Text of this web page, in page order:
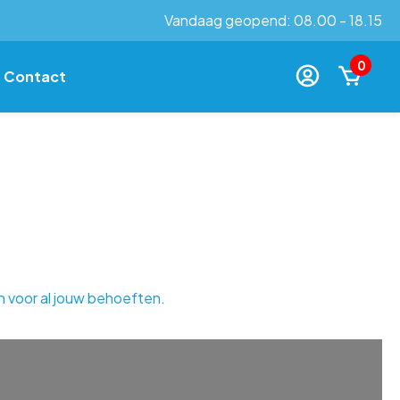
Vandaag geopend: 08.00 - 18.15
Contact
0
voor al jouw behoeften.